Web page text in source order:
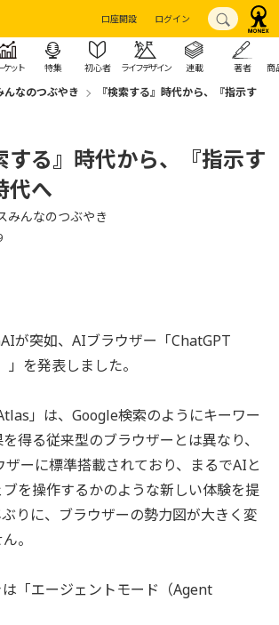
口座開設 ログイン
ケット 特集 初心者 ライフデザイン 連載 著者 商
んなのつぶやき
『検索する』時代から、『指示す
する』時代から、『指示す
代へ
みんなのつぶやき
が突如、AIブラウザー「ChatGPT
を発表しました。
」は、Google検索のようにキーワー
得る従来型のブラウザーとは異なり、
ーに標準搭載されており、まるでAIと
を操作するかのような新しい体験を提
りに、ブラウザーの勢力図が大きく変
。
「エージェントモード（Agent